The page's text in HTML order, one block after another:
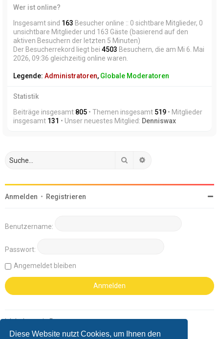
Diese Website nutzt Cookies, um Ihnen den
Wer ist online?
Insgesamt sind 163 Besucher online :: 0 sichtbare Mitglieder, 0
unsichtbare Mitglieder und 163 Gäste (basierend auf den
aktiven Besuchern der letzten 5 Minuten)
Der Besucherrekord liegt bei 4503 Besuchern, die am Mi 6. Mai
2026, 09:36 gleichzeitig online waren.
Legende: Administratoren, Globale Moderatoren
Statistik
Beiträge insgesamt 805 • Themen insgesamt 519 • Mitglieder
insgesamt 131 • Unser neuestes Mitglied: Denniswax
Suche
Anmelden • Registrieren
Benutzername:
Passwort:
Angemeldet bleiben
Ich habe mein Passwort vergessen